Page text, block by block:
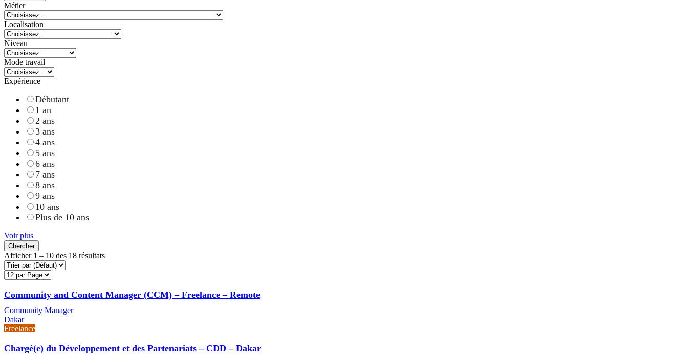
Métier
Localisation
Niveau
Mode travail
Expérience
Débutant
1 an
2 ans
3 ans
4 ans
5 ans
6 ans
7 ans
8 ans
9 ans
10 ans
Plus de 10 ans
Voir plus
Chercher
Afficher 1 – 10 des 18 résultats
Community and Content Manager (CCM) – Freelance – Remote
Community Manager
Dakar
Freelance
Chargé(e) du Développement et des Partenariats – CDD – Dakar